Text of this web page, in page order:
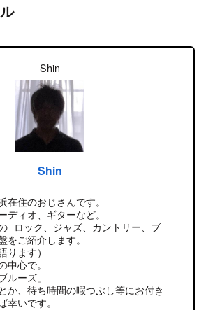
Shin
Shin
在住のおじさんです。
ディオ、ギターなど。
ロック、ジャズ、カントリー、ブ
をご紹介します。
ります）
中心で。
ルーズ」
か、待ち時間の暇つぶし等にお付き
幸いです。